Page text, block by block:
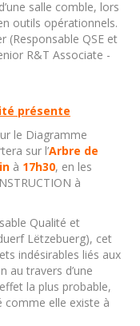
salle comble, lors
outils opérationnels.
(Responsable QSE et
R&T Associate -
présente
le Diagramme
sur l’Arbre de
à 17h30, en les
à
Qualité et
Lëtzebuerg), cet
indésirables liés aux
au travers d’une
la plus probable,
comme elle existe à